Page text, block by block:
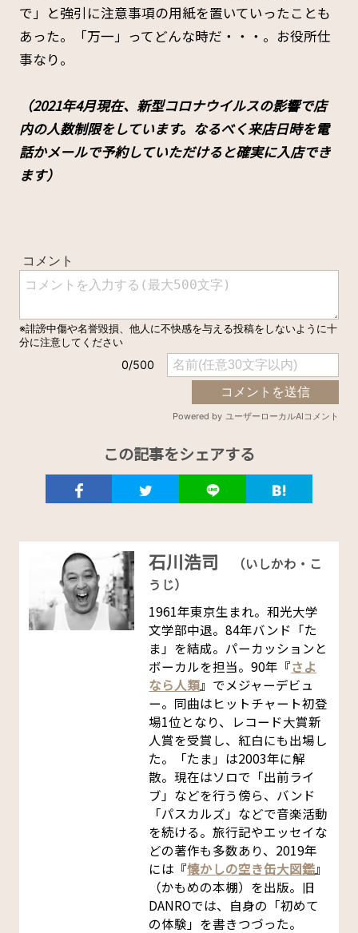
で」と強引に注意事項の用紙を置いていったことも
あった。「万一」ってどんな時だ・・・。お役所仕
事なり。
（2021年4月現在、新型コロナウイルスの影響で店
内の人数制限をしています。なるべく来店日時を電
話かメールで予約していただけると確実に入店でき
ます）
この記事をシェアする
石川浩司
（いしかわ・こ
うじ）
1961年東京生まれ。和光大学
文学部中退。84年バンド「た
ま」を結成。パーカッションと
ボーカルを担当。90年『さよ
なら人類』でメジャーデビュ
ー。同曲はヒットチャート初登
場1位となり、レコード大賞新
人賞を受賞し、紅白にも出場し
た。「たま」は2003年に解
散。現在はソロで「出前ライ
ブ」などを行う傍ら、バンド
「パスカルズ」などで音楽活動
を続ける。旅行記やエッセイな
どの著作も多数あり、2019年
には『懐かしの空き缶大図鑑』
（かもめの本棚）を出版。旧
DANROでは、自身の「初めて
の体験」を書きつづった。